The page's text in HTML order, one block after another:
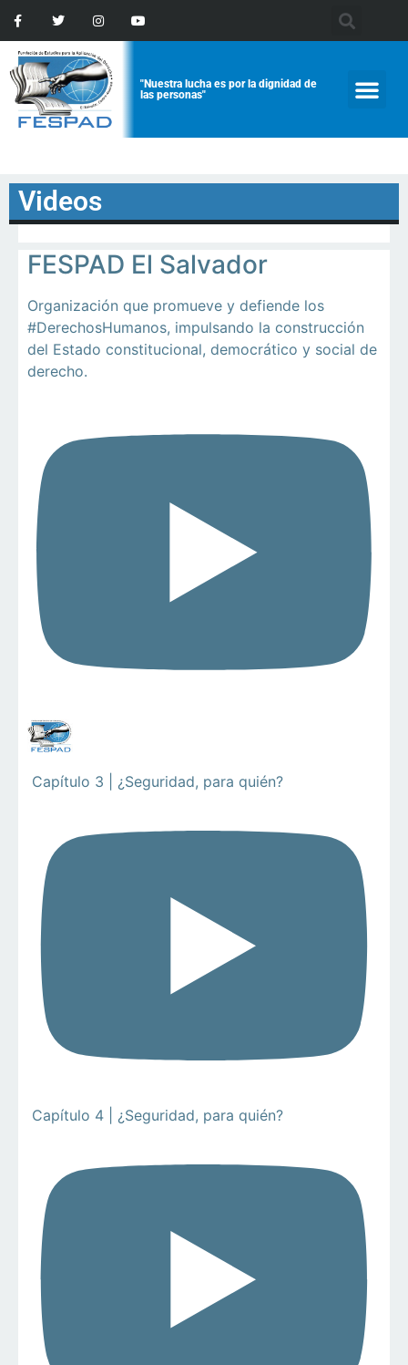
"Nuestra lucha es por la dignidad de
las personas"
Videos
FESPAD El Salvador
Organización que promueve y defiende los
#DerechosHumanos, impulsando la construcción
del Estado constitucional, democrático y social de
derecho.
Capítulo 3 | ¿Seguridad, para quién?
Capítulo 4 | ¿Seguridad, para quién?